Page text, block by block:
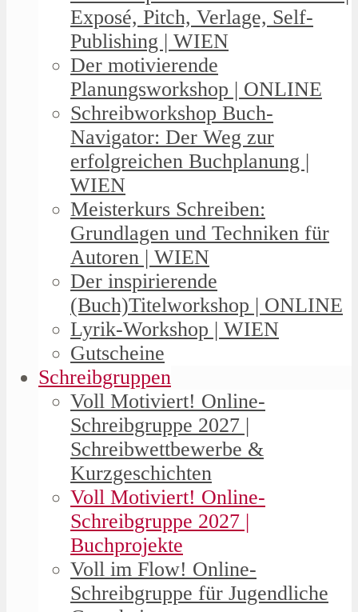
Exposé, Pitch, Verlage, Self-
Publishing | WIEN
Der motivierende
Planungsworkshop | ONLINE
Schreibworkshop Buch-
Navigator: Der Weg zur
erfolgreichen Buchplanung |
WIEN
Meisterkurs Schreiben:
Grundlagen und Techniken für
Autoren | WIEN
Der inspirierende
(Buch)Titelworkshop | ONLINE
Lyrik-Workshop | WIEN
Gutscheine
Schreibgruppen
Voll Motiviert! Online-
Schreibgruppe 2027 |
Schreibwettbewerbe &
Kurzgeschichten
Voll Motiviert! Online-
Schreibgruppe 2027 |
Buchprojekte
Voll im Flow! Online-
Schreibgruppe für Jugendliche